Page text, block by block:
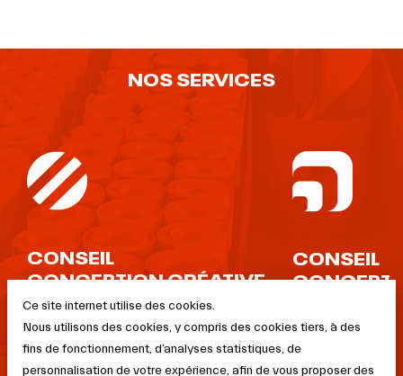
NOS SERVICES
CONSEIL
CONCEPTION CRÉATIVE
Cahier de tendances
Maquettage
CONSEIL
Choix des
Fixations et pose
Ce site internet utilise des cookies.
Nous utilisons des cookies, y compris des cookies tiers, à des
fins de fonctionnement, d’analyses statistiques, de
personnalisation de votre expérience, afin de vous proposer des